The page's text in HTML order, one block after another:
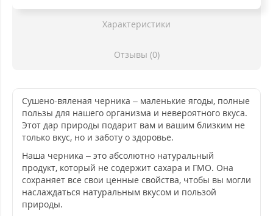
Характеристики
Отзывы (0)
Сушено-вяленая черника – маленькие ягоды, полные
пользы для нашего организма и невероятного вкуса.
Этот дар природы подарит вам и вашим близким не
только вкус, но и заботу о здоровье.
Наша черника – это абсолютно натуральный
продукт, который не содержит сахара и ГМО. Она
сохраняет все свои ценные свойства, чтобы вы могли
наслаждаться натуральным вкусом и пользой
природы.